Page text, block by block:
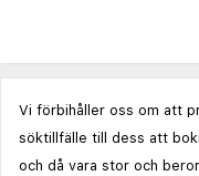
Vi förbihåller oss om att
söktillfälle till dess att
och då vara stor och